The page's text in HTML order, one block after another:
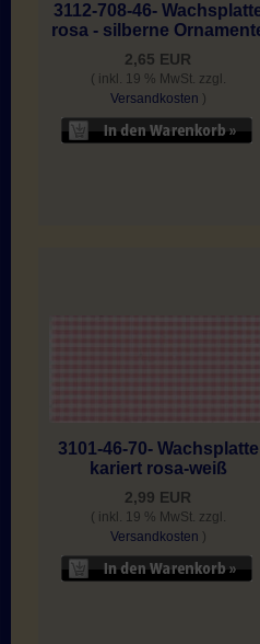
3112-708-46-
rosa - silberne
2,65 EUR
( inkl. 19 % MwSt. zzgl.
Versandkosten )
3101-46-70- Wachsplatte
kariert rosa-weiß
2,99 EUR
( inkl. 19 % MwSt. zzgl.
Versandkosten )